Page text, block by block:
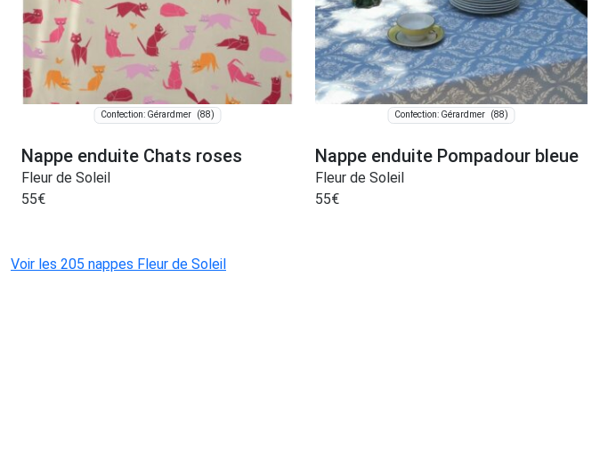
Confection: Gérardmer (88)
Nappe enduite Chats roses
Fleur de Soleil
55€
Confection: Gérardmer (88)
Nappe enduite Pompadour bleue
Fleur de Soleil
55€
Voir les 205 nappes Fleur de Soleil